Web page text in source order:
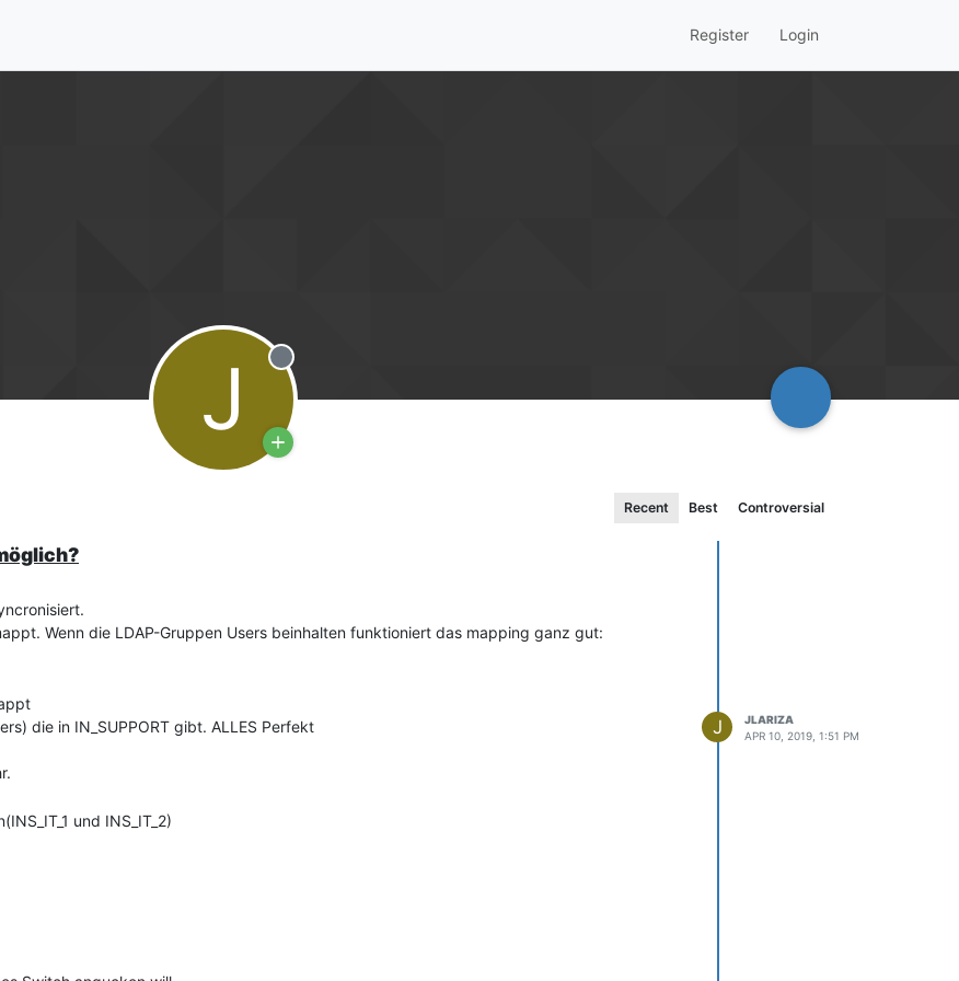
Register Login
J Offline
Recent Best Controversial
Wenn die LDAP-Gruppen Users beinhalten funktioniert das mapping ganz gut:
die in IN_SUPPORT gibt. ALLES Perfekt
und INS_IT_2)
LDAP-Gruppe INS_IT und erwarte entweder das die Users unter Mitglieder erscheinen, oder
J
JLARIZA
APR 10, 2019, 1:51 PM